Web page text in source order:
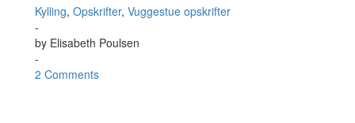
Kylling, Opskrifter, Vuggestue opskrifter
-
by Elisabeth Poulsen
-
2 Comments